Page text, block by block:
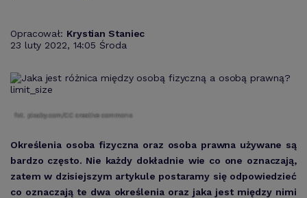
Opracował: Krystian Staniec
23 luty 2022, 14:05 Środa
fot. pixaby.com/CC creative commons
Określenia osoba fizyczna oraz osoba prawna używane są
bardzo często. Nie każdy dokładnie wie co one oznaczają,
zatem w dzisiejszym artykule postaramy się odpowiedzieć
co oznaczają te dwa określenia oraz jaka jest między nimi